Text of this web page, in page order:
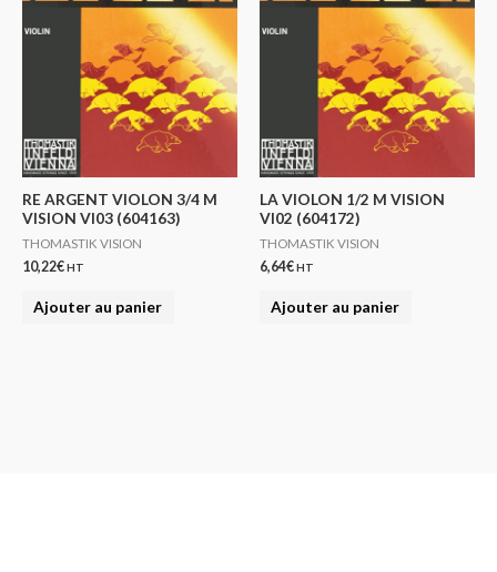
RE ARGENT VIOLON 3/4 M
VISION VI03 (604163)
THOMASTIK VISION
10,22€HT
Ajouter au panier
LA VIOLON 1/2 M VISION
VI02 (604172)
THOMASTIK VISION
6,64€HT
Ajouter au panier